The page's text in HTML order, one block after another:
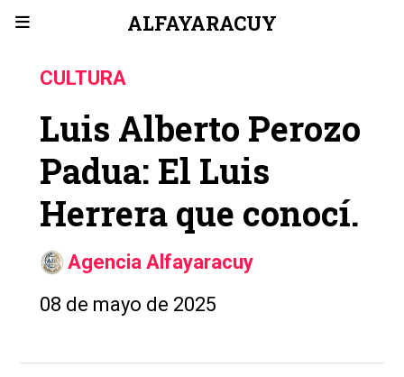
ALFAYARACUY
Luis Alberto Perozo
Padua: El Luis
Herrera que conocí.
CULTURA
08 de mayo de 2025
Agencia Alfayaracuy